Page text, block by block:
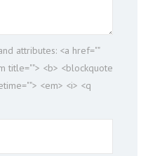
attributes: <a href=""
title=""> <b> <blockquote
<em> <i> <q